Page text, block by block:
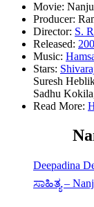
Movie:
Producer:
Director: S.
Released:
Music:
Stars:
Suresh
Sadhu
Read More:
Deepadina
ಸಾಹಿತ್ಯ –